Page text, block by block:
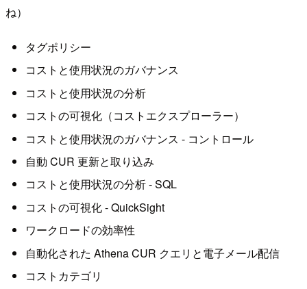
ね）
タグポリシー
コストと使用状況のガバナンス
コストと使用状況の分析
コストの可視化（コストエクスプローラー）
コストと使用状況のガバナンス - コントロール
自動 CUR 更新と取り込み
コストと使用状況の分析 - SQL
コストの可視化 - QuickSight
ワークロードの効率性
自動化された Athena CUR クエリと電子メール配信
コストカテゴリ